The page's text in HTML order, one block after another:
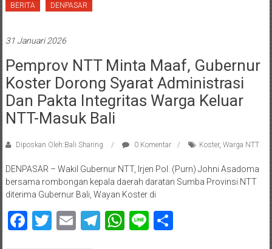
BERITA DENPASAR
31 Januari 2026
Pemprov NTT Minta Maaf, Gubernur
Koster Dorong Syarat Administrasi
Dan Pakta Integritas Warga Keluar
NTT-Masuk Bali
Diposkan Oleh:Bali Sharing 0 Komentar Koster, Warga NTT
DENPASAR – Wakil Gubernur NTT, Irjen Pol. (Purn) Johni Asadoma
bersama rombongan kepala daerah daratan Sumba Provinsi NTT
diterima Gubernur Bali, Wayan Koster di
Facebook
Twitter
EmailTelegram
WhatsApp
LineShare